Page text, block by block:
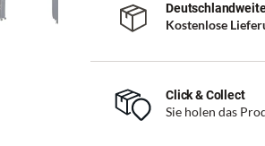
Kostenlose
Click & Collect
Sie holen das